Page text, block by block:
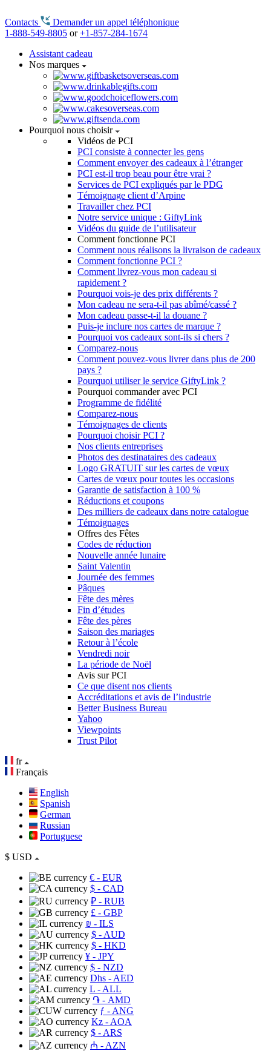
Contacts
Demander un appel téléphonique
1-888-549-8805 or+1-857-284-1674
Assistant cadeau
Nos marques
Pourquoi nous choisir
Vidéos de PCI
PCI consiste à connecter les gens
Comment envoyer des cadeaux à l’étranger
PCI est-il trop beau pour être vrai ?
Services de PCI expliqués par le PDG
Témoignage client d’Arpine
Travailler chez PCI
Notre service unique : GiftyLink
Vidéos du guide de l’utilisateur
Comment fonctionne PCI
Comment nous réalisons la livraison de cadeaux
Comment fonctionne PCI ?
Comment livrez-vous mon cadeau si
rapidement ?
Pourquoi vois-je des prix différents ?
Mon cadeau ne sera-t-il pas abîmé/cassé ?
Mon cadeau passe-t-il la douane ?
Puis-je inclure nos cartes de marque ?
Pourquoi vos cadeaux sont-ils si chers ?
Comparez-nous
Comment pouvez-vous livrer dans plus de 200
pays ?
Pourquoi utiliser le service GiftyLink ?
Pourquoi commander avec PCI
Programme de fidélité
Comparez-nous
Témoignages de clients
Pourquoi choisir PCI ?
Nos clients entreprises
Photos des destinataires des cadeaux
Logo GRATUIT sur les cartes de vœux
Cartes de vœux pour toutes les occasions
Garantie de satisfaction à 100 %
Réductions et coupons
Des milliers de cadeaux dans notre catalogue
Témoignages
Offres des Fêtes
Codes de réduction
Nouvelle année lunaire
Saint Valentin
Journée des femmes
Pâques
Fête des mères
Fin d’études
Fête des pères
Saison des mariages
Retour à l’école
Vendredi noir
La période de Noël
Avis sur PCI
Ce que disent nos clients
Accréditations et avis de l’industrie
Better Business Bureau
Yahoo
Viewpoints
Trust Pilot
fr
Français
English
Spanish
German
Russian
Portuguese
$ USD
€ - EUR
$ - CAD
₽ - RUB
£ - GBP
₪ - ILS
$ - AUD
$ - HKD
¥ - JPY
$ - NZD
Dhs - AED
L - ALL
֏ - AMD
ƒ - ANG
Kz - AOA
$ - ARS
₼ - AZN